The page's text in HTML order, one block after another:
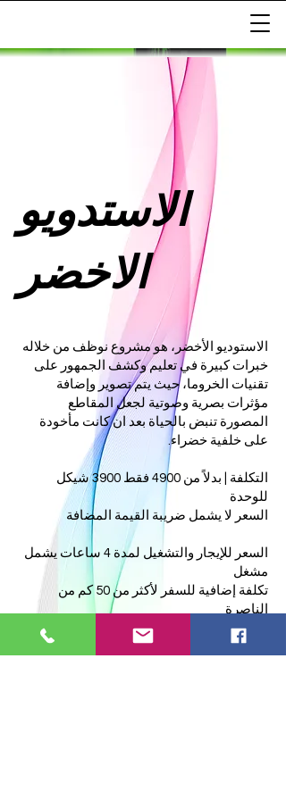
الاستدويو
الاخضر
الاستوديو الأخضر، هو مشروع نوظف من خلاله
خبرات كبيرة في تعليم وكشف الجمهور على
تقنيات الخروما، حيث يتم تصوير وإضافة
مؤثرات بصرية وصوتية لجعل المقاطع
المصورة تنبض بالحياة بعد ان كانت مأخودة
على خلفية خضراء.
التكلفة | بدلاً من 4900 فقط 3900 شيكل
للوحدة
السعر لا يشمل ضريبة القيمة المضافة
السعر للإيجار والتشغيل لمدة 4 ساعات يشمل
مشغل
تكلفة إضافية للسفر لأكثر من 50 كم من
الناصرة